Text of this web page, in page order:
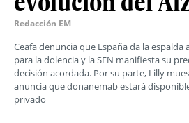
Redacción EM
Ceafa denuncia que España da la
para la dolencia y la SEN manifiesta su
decisión acordada. Por su parte, Lilly
anuncia que donanemab estará
privado